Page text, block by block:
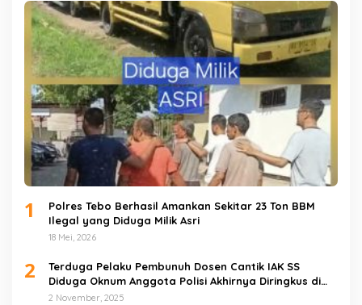
1
Polres Tebo Berhasil Amankan Sekitar 23 Ton BBM
Ilegal yang Diduga Milik Asri
18 Mei, 2026
2
Terduga Pelaku Pembunuh Dosen Cantik IAK SS
Diduga Oknum Anggota Polisi Akhirnya Diringkus di
Tebo Tengah
2 November, 2025